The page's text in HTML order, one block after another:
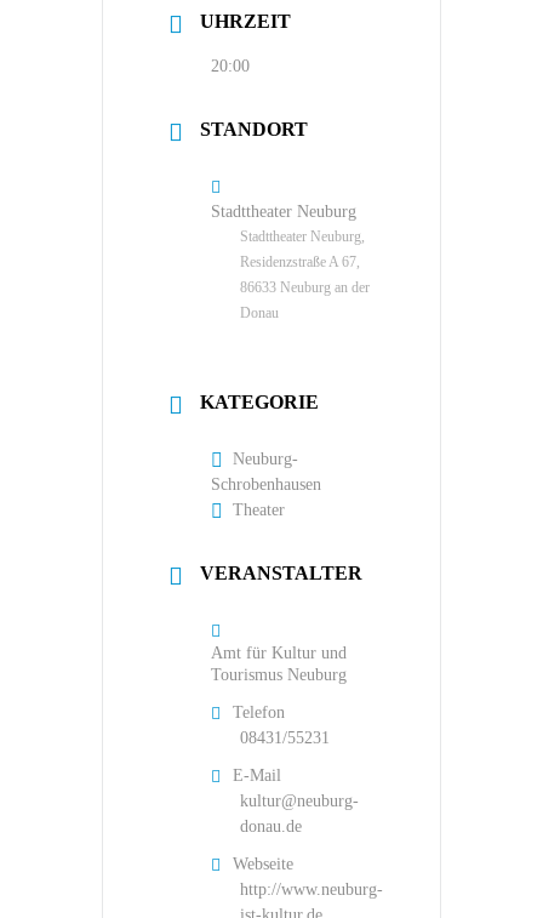
UHRZEIT
20:00
STANDORT
Stadttheater Neuburg
Stadttheater Neuburg,
Residenzstraße A 67,
86633 Neuburg an der
Donau
KATEGORIE
Neuburg-
Schrobenhausen
Theater
VERANSTALTER
Amt für Kultur und
Tourismus Neuburg
Telefon
08431/55231
E-Mail
kultur@neuburg-
donau.de
Webseite
http://www.neuburg-